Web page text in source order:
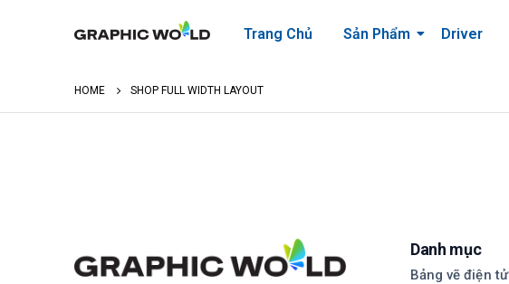
Trang Chủ Sản Phẩm Driver
HOME SHOP FULL WIDTH LAYOUT
Danh mục
Bảng vẽ điện tử